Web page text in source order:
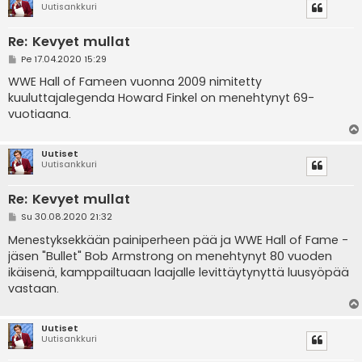
Uutisankkuri
Re: Kevyet mullat
V
e
s
t
i
Pe 17.04.2020 15:29
WWE Hall of Fameen vuonna 2009 nimitetty
kuuluttajalegenda Howard Finkel on menehtynyt 69-
vuotiaana.
Uutiset
Uutisankkuri
Re: Kevyet mullat
V
e
s
t
i
Su 30.08.2020 21:32
Menestyksekkään painiperheen pää ja WWE Hall of Fame -
jäsen "Bullet" Bob Armstrong on menehtynyt 80 vuoden
ikäisenä, kamppailtuaan laajalle levittäytynyttä luusyöpää
vastaan.
Uutiset
Uutisankkuri